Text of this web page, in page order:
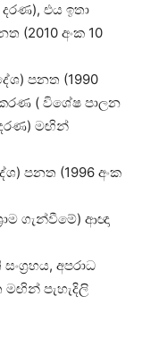
එය ඉතා
(2010 අංක 10
පනත (1990
( විශේෂ පාලන
දරණ) මඟින්
පනත (1996 අංක
ගැන්වීමේ) ආඥා
අපරාධ
පැහැදිලි